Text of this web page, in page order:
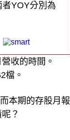
YOY分別為
收的時間。
檔。
本期的存股月報
？